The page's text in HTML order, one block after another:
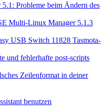
Probleme beim Ändern des
Multi-Linux Manager 5.1.3
USB Switch 11828 Tasmota-
und fehlerhafte post-scripts
Zeilenformat in deiner
benutzen